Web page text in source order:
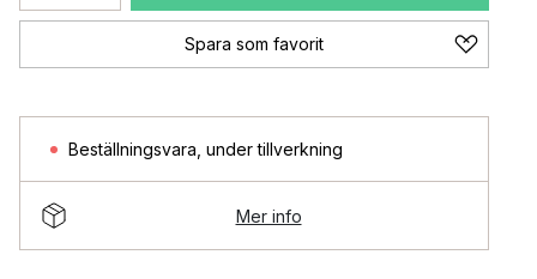
Spara som favorit
Beställningsvara under tillverkning
Mer info